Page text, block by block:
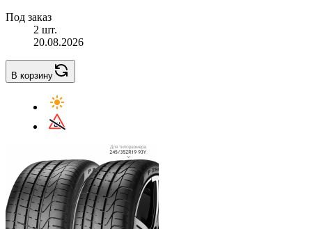
Под заказ
2 шт.
20.08.2026
В корзину